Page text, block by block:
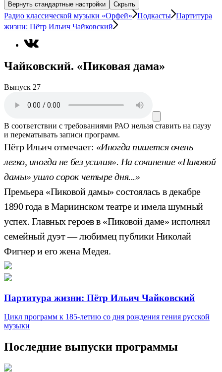
Вернуть стандартные настройки
Скрыть
Радио классической музыки «Орфей» Подкасты Партитура
жизни: Пётр Ильич Чайковский
Чайковский. «Пиковая дама»
Выпуск 27
В соответствии с требованиями РАО нельзя ставить на паузу
и перематывать записи программ.
Пётр Ильич отмечает: «Иногда пишется очень
легко, иногда не без усилия». На сочинение «Пиковой
дамы» ушло сорок четыре дня...»
Премьера «Пиковой дамы» состоялась в декабре
1890 года в Мариинском театре и имела шумный
успех. Главных героев в «Пиковой даме» исполнял
семейный дуэт — любимец публики Николай
Фигнер и его жена Медея.
Партитура жизни: Пётр Ильич Чайковский
Цикл программ к 185-летию со дня рождения гения русской
музыки
Последние выпуски программы